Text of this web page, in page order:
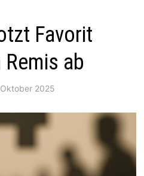
Favorit
Remis ab
2025